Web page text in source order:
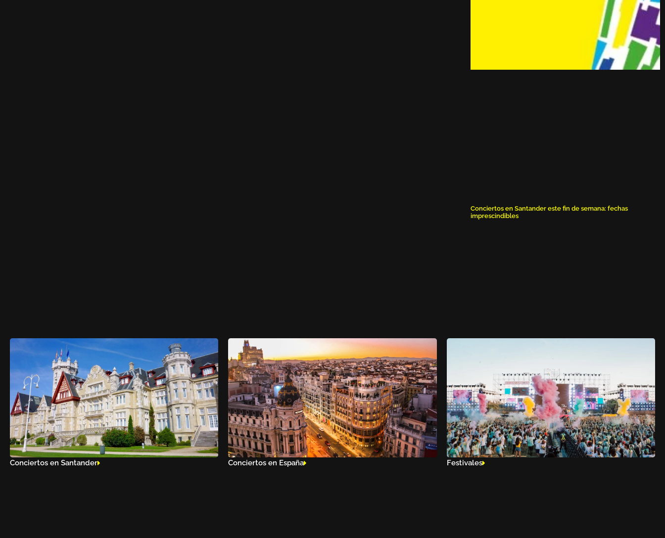
Conciertos en Santander este fin de semana: fechas
imprescindibles
Conciertos en Santander Conciertos en España Festivales